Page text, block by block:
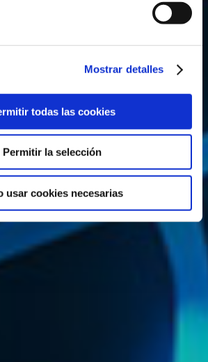
Mostrar detalles
todas las cookies
Permitir la selección
usar cookies necesarias